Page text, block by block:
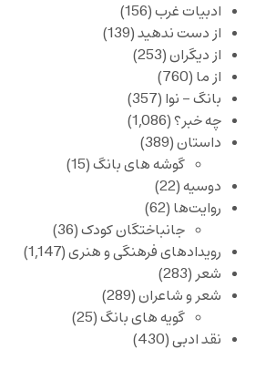
ادبیات غرب(156)
از دست ندهید(139)
از دیگران(253)
از ما (760)
بانگ – نوا (357)
چه خبر؟(1,086)
داستان(389)
گوشه های بانگ(15)
دوسیه(22)
روایت‌ها (62)
جانباختگان کودک(36)
رویدادهای فرهنگی و هنری(1,147)
شعر(283)
شعر و شاعران(289)
گویه های بانگ(25)
نقد ادبی(430)